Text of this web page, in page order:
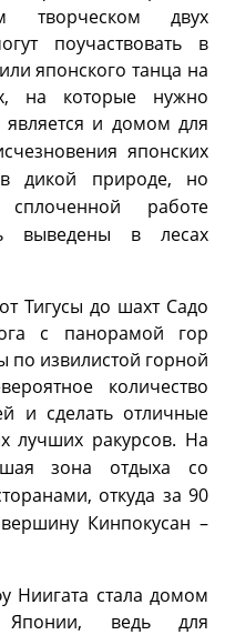
творческом двух
поучаствовать в
японского танца на
на которые нужно
является и домом для
японских
дикой природе, но
работе
выведены в лесах
Тигусы до шахт Садо
с панорамой гор
по извилистой горной
количество
и сделать отличные
лучших ракурсов. На
зона отдыха со
откуда за 90
Кинпокусан –
Ниигата стала домом
Японии, ведь для